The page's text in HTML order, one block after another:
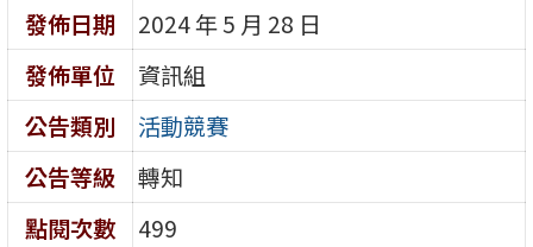
發佈日期
2024 年 5 月 28 日
發佈單位
資訊組
公告類別
活動競賽
公告等級
轉知
點閱次數
499